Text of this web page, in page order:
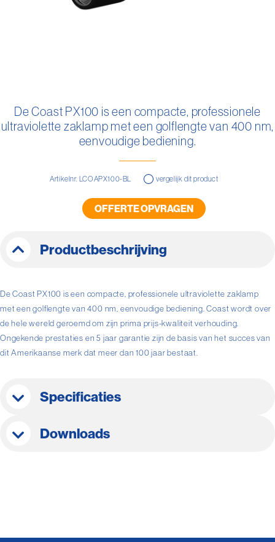
Productbeschrijving
De Coast PX100 is een compacte, professionele ultraviolette zaklamp
met een golflengte van 400 nm, eenvoudige bediening. Coast wordt over
de hele wereld geroemd om zijn prima prijs-kwaliteit verhouding.
Ongekende prestaties en 5 jaar garantie zijn de basis van het succes van
dit Amerikaanse merk dat meer dan 100 jaar bestaat.
Specificaties
Downloads
begin
De Coast PX100 is een compacte, professionele
ultraviolette zaklamp met een golflengte van 400 nm,
eenvoudige bediening.
Artikelnr. LCOAPX100-BL vergelijk dit product
OFFERTE OPVRAGEN